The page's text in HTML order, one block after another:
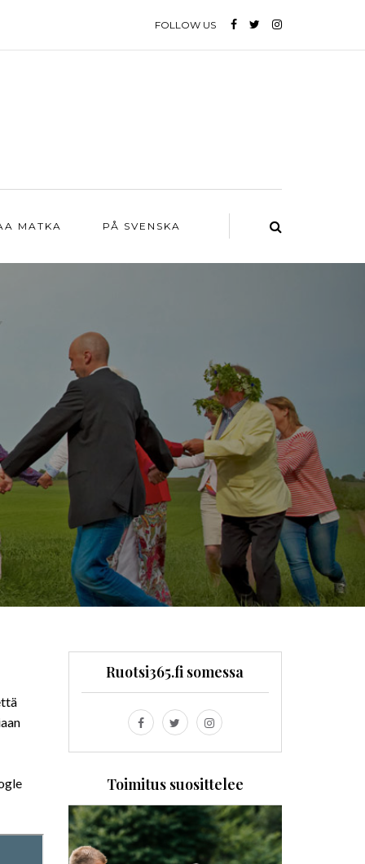
FOLLOW US
MATKA PÅ SVENSKA
Ruotsi365.fi somessa
Toimitus suosittelee